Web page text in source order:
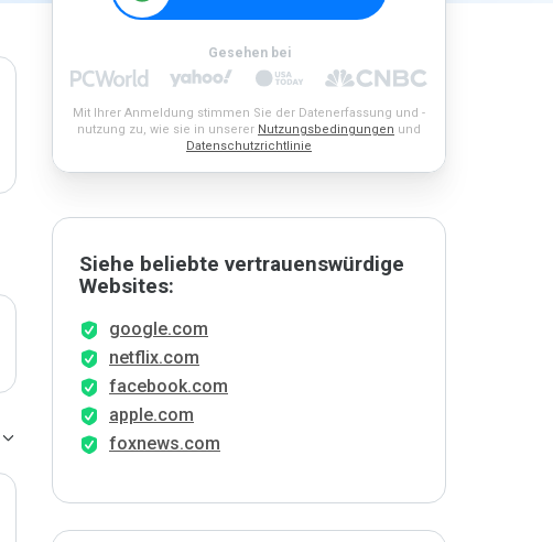
Gesehen bei
Mit Ihrer Anmeldung stimmen Sie der Datenerfassung und -
nutzung zu, wie sie in unserer Nutzungsbedingungen und
Datenschutzrichtlinie
Siehe beliebte vertrauenswürdige
Websites:
google.com
netflix.com
facebook.com
apple.com
foxnews.com